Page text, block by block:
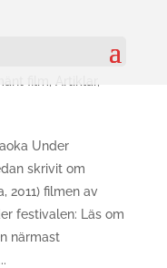
Under
skrivit om
2011) filmen av
festivalen: Läs om
närmast